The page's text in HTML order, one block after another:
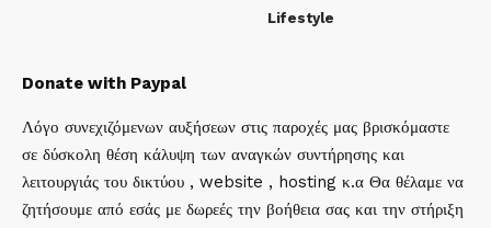
Lifestyle
Donate with Paypal
Λόγο συνεχιζόμενων αυξήσεων στις παροχές μας βρισκόμαστε
σε δύσκολη θέση κάλυψη των αναγκών συντήρησης και
λειτουργιάς του δικτύου , website , hosting κ.α Θα θέλαμε να
ζητήσουμε από εσάς με δωρεές την βοήθεια σας και την στήριξη